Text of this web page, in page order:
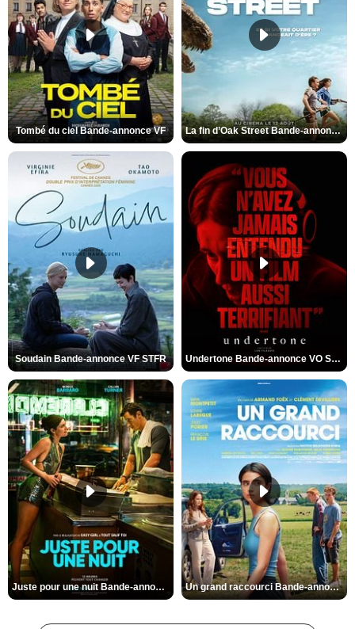
Tombé du ciel Bande-annonce VF La fin d’Oak Street Bande-annonce VO STFR
Soudain Bande-annonce VF STFR Undertone Bande-annonce VO STFR
Juste pour une nuit Bande-annonce VO STFR Un grand raccourci Bande-annonce VF